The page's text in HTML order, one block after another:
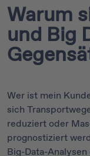
Warum
und Big
Wer ist mein
sich
reduziert oder
prognostiziert
Big-Data-